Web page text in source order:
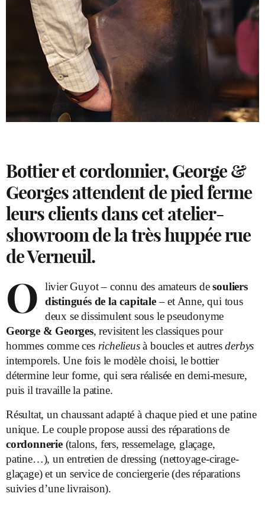
Bottier et cordonnier, George &
Georges attendent de pied ferme
leurs clients dans cet atelier-
showroom de la très huppée rue
de Verneuil.
O livier Guyot – connu des amateurs desouliers
distingués de la capitale– et Anne, qui tous
deux se dissimulent sous le pseudonyme
George & Georges, revisitent les classiques pour
hommes comme ces richelieusà boucles et autresderbys
intemporels. Une fois le modèle choisi, le bottier
détermine leur forme, qui sera réalisée en demi-mesure,
puis il travaille la patine.
Résultat, un chaussant adapté à chaque pied et une patine
unique. Le couple propose aussi des réparations de
cordonnerie(talons, fers, ressemelage, glaçage,
patine…), un entretien de dressing (nettoyage-cirage-
glaçage) et un service de conciergerie (des réparations
suivies d’une livraison).